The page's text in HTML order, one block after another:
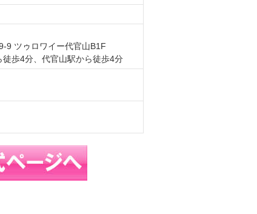
9 ツゥロワイー代官山B1F
歩4分、代官山駅から徒歩4分